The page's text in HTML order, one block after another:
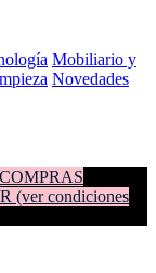
Mobiliario y
Novedades
(ver condiciones